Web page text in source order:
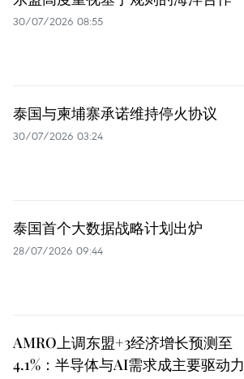
30/07/2026 08:55
泰国与柬埔寨承诺维持停火协议
30/07/2026 03:24
泰国首个大数据战略计划出炉
28/07/2026 09:44
AMRO上调东盟+3经济增长预测至
4.1%：半导体与AI需求成主要驱动力